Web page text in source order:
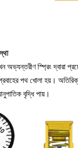
স্প্রিং দ্বারা
পথ খোলা হয়। অতিরিক্ত
বৃদ্ধি পায়।